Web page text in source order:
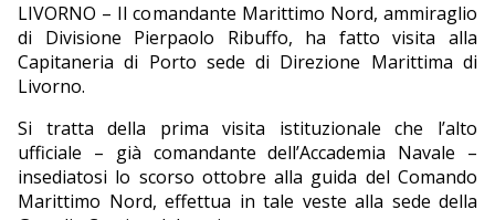
LIVORNO – Il comandante Marittimo Nord, ammiraglio
di Divisione Pierpaolo Ribuffo, ha fatto visita alla
Capitaneria di Porto sede di Direzione Marittima di
Livorno.
Si tratta della prima visita istituzionale che l’alto
ufficiale – già comandante dell’Accademia Navale –
insediatosi lo scorso ottobre alla guida del Comando
Marittimo Nord, effettua in tale veste alla sede della